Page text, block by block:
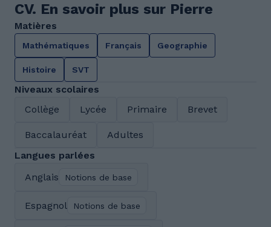
CV. En savoir plus sur Pierre
Matières
Mathématiques Français Geographie
Histoire SVT
Niveaux scolaires
Collège
Lycée Primaire Brevet
Baccalauréat
Adultes
Langues parlées
Anglais
Notions de base
Espagnol Notions de base